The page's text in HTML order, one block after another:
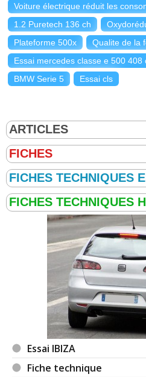
Voiture électrique réduit les
1.2 Puretech 136 ch
Plateforme 500x
Qualite de la
Essai mercedes classe e 500 408
BMW Serie 5
Essai cls
Essai IBIZA
Fiche technique